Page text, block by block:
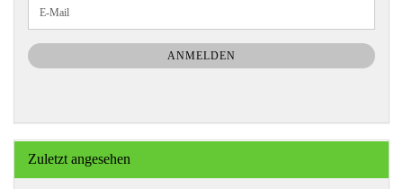
ZUR
NEWSLETTER-
ANMELDUNG
E-
Mail
ANMELDEN
Zuletzt angesehen